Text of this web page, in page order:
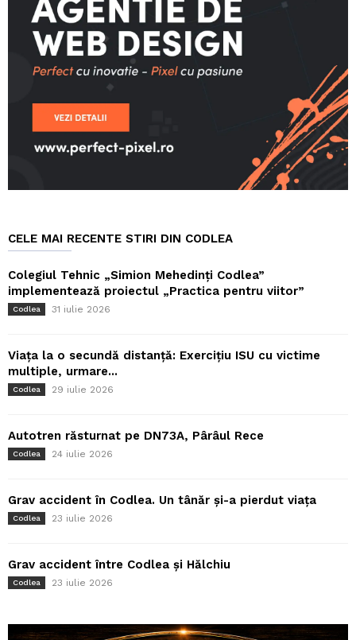
CELE MAI RECENTE STIRI DIN CODLEA
Colegiul Tehnic „Simion Mehedinți Codlea”
implementează proiectul „Practica pentru viitor”
Codlea 31 iulie 2026
Viața la o secundă distanță: Exercițiu ISU cu victime
multiple, urmare...
Codlea 29 iulie 2026
Autotren răsturnat pe DN73A, Pârâul Rece
Codlea 24 iulie 2026
Grav accident în Codlea. Un tânăr și-a pierdut viața
Codlea 23 iulie 2026
Grav accident între Codlea și Hălchiu
Codlea 23 iulie 2026